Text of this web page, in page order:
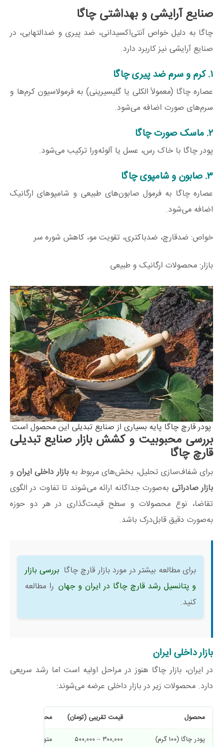
صنایع آرایشی و بهداشتی چاگا
چاگا به دلیل خواص آنتی‌اکسیدانی، ضد پیری و ضدالتهابی، در
صنایع آرایشی نیز کاربرد دارد.
۱. کرم و سرم ضد پیری چاگا
عصاره چاگا (معمولاً الکلی یا گلیسیرینی) به فرمولاسیون کرم‌ها و
سرم‌های صورت اضافه می‌شود.
۲. ماسک صورت چاگا
پودر چاگا با خاک رس، عسل یا آلوئه‌ورا ترکیب می‌شود.
۳. صابون و شامپوی چاگا
عصاره چاگا به فرمول صابون‌های طبیعی و شامپوهای ارگانیک
اضافه می‌شود.
خواص: ضدقارچ، ضدباکتری، تقویت مو، کاهش شوره سر
بازار: محصولات ارگانیک و طبیعی
پودر قارچ چاگا پایه بسیاری از صنایع تبدیلی این محصول است
بررسی محبوبیت و کشش بازار صنایع تبدیلی
قارچ چاگا
برای شفاف‌سازی تحلیل، بخش‌های مربوط بهبازار داخلی ایرانو
بازار صادراتی به‌صورت جداگانه ارائه می‌شوند تا تفاوت در الگوی
تقاضا، نوع محصولات و سطح قیمت‌گذاری در هر دو حوزه
به‌صورت دقیق قابل‌درک باشد.
برای مطالعه بیشتر در مورد بازار قارچ چاگا بررسی بازار
و پتانسیل رشد قارچ چاگا در ایران و جهان را مطالعه
کنید.
بازار داخلی ایران
در ایران، بازار چاگا هنوز در مراحل اولیه است اما رشد سریعی
دارد. محصولات زیر در بازار داخلی عرضه می‌شوند:
محصول قیمت تقریبی (تومان)
محبوبیت
پودر چاگا (۱۰۰ گرم)
۳۰۰,۰۰۰ – ۵۰۰,۰۰۰
متوسط